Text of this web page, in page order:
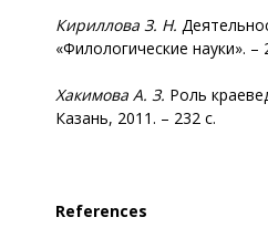
Кириллова З. Н.
«Филологические науки».
Хакимова А. З. Роль
Казань, 2011. – 232 с.
References